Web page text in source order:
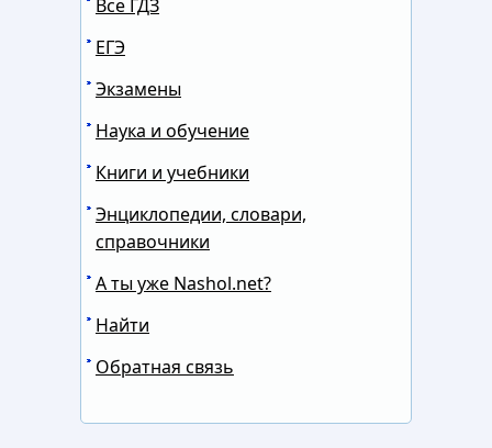
Все ГДЗ
ЕГЭ
Экзамены
Наука и обучение
Книги и учебники
Энциклопедии, словари,
справочники
А ты уже Nashol.net?
Найти
Обратная связь